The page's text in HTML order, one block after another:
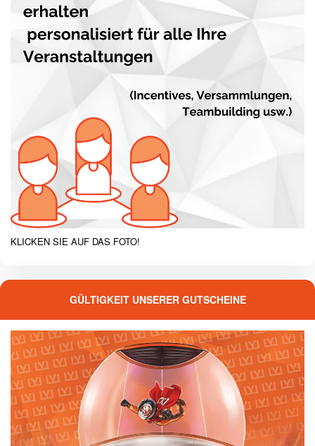
KLICKEN SIE AUF DAS FOTO!
GÜLTIGKEIT UNSERER GUTSCHEINE